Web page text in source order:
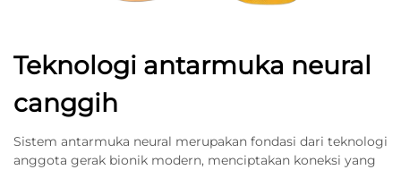
Teknologi antarmuka neural
canggih
Sistem antarmuka neural merupakan fondasi dari teknologi
anggota gerak bionik modern, menciptakan koneksi yang